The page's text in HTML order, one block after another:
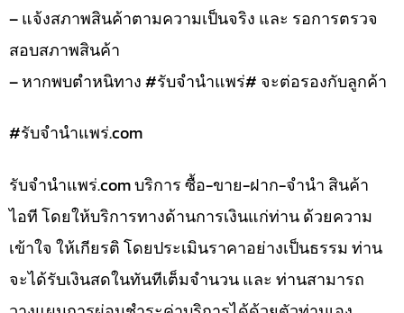
– แจ้งสภาพสินค้าตามความเป็นจริง และ รอการตรวจ
สอบสภาพสินค้า
– หากพบตำหนิทาง #รับจำนำแพร่# จะต่อรองกับลูกค้า
#รับจํานําแพร่.com
รับจํานําแพร่.com บริการ ซื้อ-ขาย-ฝาก-จำนำ สินค้า
ไอที โดยให้บริการทางด้านการเงินแก่ท่าน ด้วยความ
เข้าใจ ให้เกียรติ โดยประเมินราคาอย่างเป็นธรรม ท่าน
จะได้รับเงินสดในทันทีเต็มจำนวน และ ท่านสามารถ